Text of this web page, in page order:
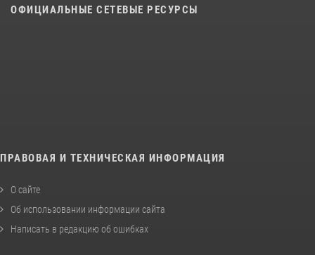
ОФИЦИАЛЬНЫЕ СЕТЕВЫЕ РЕСУРСЫ
ПРАВОВАЯ И ТЕХНИЧЕСКАЯ ИНФОРМАЦИЯ
О сайте
Об использовании информации сайта
Написать в редакцию об ошибках